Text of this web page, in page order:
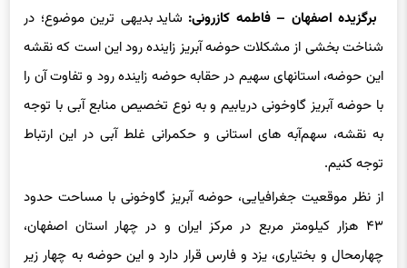
برگزیده اصفهان – فاطمه کازرونی:شاید بدیهی ترین موضوع؛ در
شناخت بخشی از مشکلات حوضه آبریز زاینده رود این است که نقشه
این حوضه، استانهای سهیم در حقابه حوضه زاینده رود و تفاوت آن را
با حوضه آبریز گاوخونی دریابیم و به نوع تخصیص منابع آبی با توجه
به نقشه، سهم‌آبه های استانی و حکمرانی غلط آبی در این ارتباط
توجه کنیم.
از نظر موقعیت جغرافیایی، حوضه آبریز گاوخونی با مساحت حدود
۴۳ هزار کیلومتر مربع در مرکز ایران و در چهار استان اصفهان،